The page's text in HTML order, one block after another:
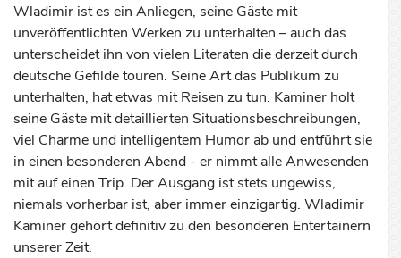
Wladimir ist es ein Anliegen, seine Gäste mit
unveröffentlichten Werken zu unterhalten – auch das
unterscheidet ihn von vielen Literaten die derzeit durch
deutsche Gefilde touren. Seine Art das Publikum zu
unterhalten, hat etwas mit Reisen zu tun. Kaminer holt
seine Gäste mit detaillierten Situationsbeschreibungen,
viel Charme und intelligentem Humor ab und entführt sie
in einen besonderen Abend ‐ er nimmt alle Anwesenden
mit auf einen Trip. Der Ausgang ist stets ungewiss,
niemals vorherbar ist, aber immer einzigartig. Wladimir
Kaminer gehört definitiv zu den besonderen Entertainern
unserer Zeit.